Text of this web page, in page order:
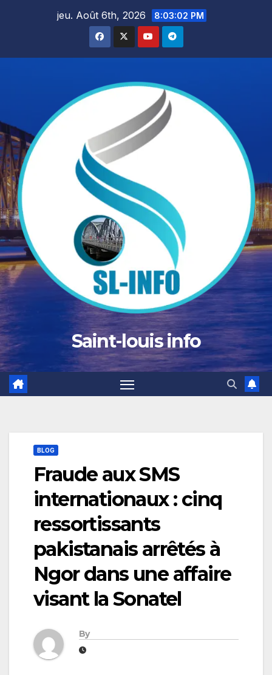
jeu. Août 6th, 2026 8:03:04 PM
Saint-louis info
BLOG
Fraude aux SMS
internationaux : cinq
ressortissants
pakistanais arrêtés à
Ngor dans une affaire
visant la Sonatel
By